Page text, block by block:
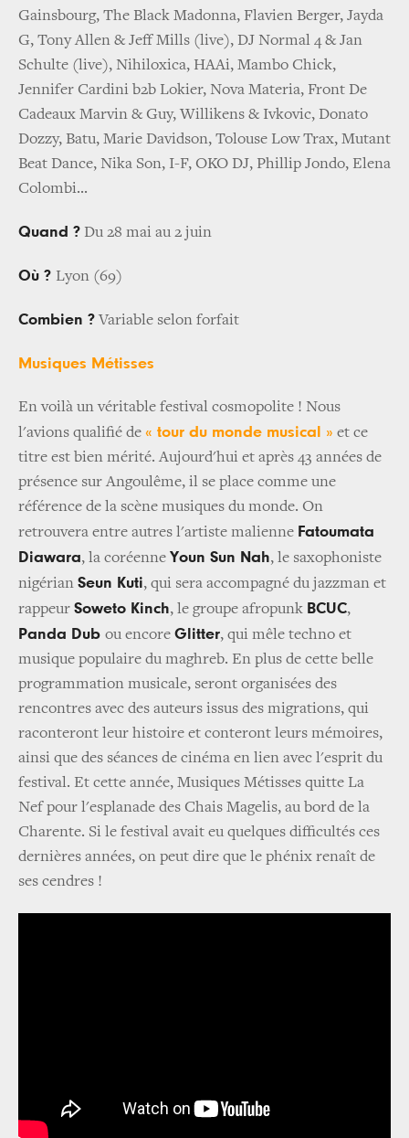
Gainsbourg, The Black Madonna, Flavien Berger, Jayda
G, Tony Allen & Jeff Mills (live), DJ Normal 4 & Jan
Schulte (live), Nihiloxica, HAAi, Mambo Chick,
Jennifer Cardini b2b Lokier, Nova Materia, Front De
Cadeaux Marvin & Guy, Willikens & Ivkovic, Donato
Dozzy, Batu, Marie Davidson, Tolouse Low Trax, Mutant
Beat Dance, Nika Son, I-F, OKO DJ, Phillip Jondo, Elena
Colombi...
Quand ? Du 28 mai au 2 juin
Où ? Lyon (69)
Combien ?Variable selon forfait
Musiques Métisses
En voilà un véritable festival cosmopolite ! Nous
l'avions qualifié de « tour du monde musical » et ce
titre est bien mérité. Aujourd'hui et après 43 années de
présence sur Angoulême, il se place comme une
référence de la scène musiques du monde. On
retrouvera entre autres l'artiste malienne Fatoumata
Diawara, la coréenne Youn Sun Nah, le saxophoniste
nigérian Seun Kuti, qui sera accompagné du jazzman et
rappeur Soweto Kinch, le groupe afropunk BCUC,
Panda Dub ou encore Glitter, qui mêle techno et
musique populaire du maghreb. En plus de cette belle
programmation musicale, seront organisées des
rencontres avec des auteurs issus des migrations, qui
raconteront leur histoire et conteront leurs mémoires,
ainsi que des séances de cinéma en lien avec l'esprit du
festival. Et cette année, Musiques Métisses quitte La
Nef pour l'esplanade des Chais Magelis, au bord de la
Charente. Si le festival avait eu quelques difficultés ces
dernières années, on peut dire que le phénix renaît de
ses cendres !